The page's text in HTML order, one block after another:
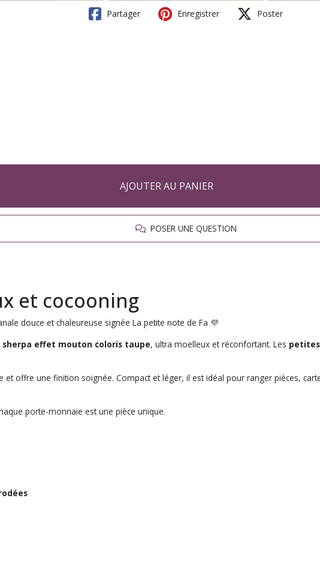
Partager Enregistrer Poster
AJOUTER AU PANIER
POSER UNE QUESTION
et cocooning
douce et chaleureuse signée La petite note de Fa 💜
sherpa effet mouton coloris taupe, ultra moelleux et réconfortant. Les
et offre une finition soignée. Compact et léger, il est idéal pour ranger pièces,
porte-monnaie est une pièce unique.